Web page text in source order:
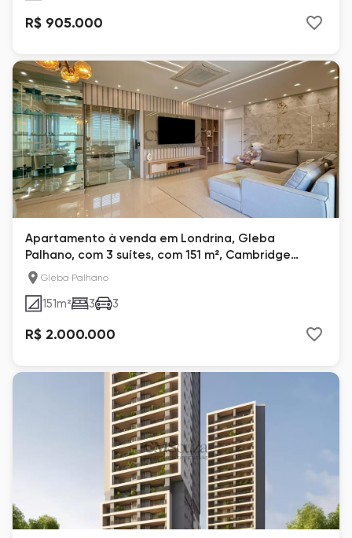
R$ 905.000
Apartamento à venda em Londrina, Gleba
Palhano, com 3 suítes, com 151 m², Cambridge
Village
Gleba Palhano
151m² 3 3
R$ 2.000.000